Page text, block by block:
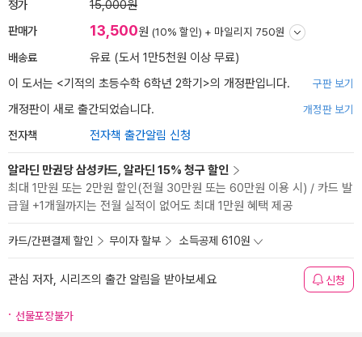
정가 15,000원
판매가 13,500원 (10% 할인) + 마일리지 750원
배송료
유료 (도서 1만5천원 이상 무료)
이 도서는 <기적의 초등수학 6학년 2학기 >의 개정판입니다. 구판 보기
개정판이 새로 출간되었습니다. 개정판 보기
전자책 전자책 출간알림 신청
알라딘 만권당 삼성카드, 알라딘 15% 청구 할인
최대 1만원 또는 2만원 할인(전월 30만원 또는 60만원 이용 시) / 카드 발
급월 +1개월까지는 전월 실적이 없어도 최대 1만원 혜택 제공
카드/간편결제 할인 무이자 할부 소득공제 610원
관심 저자, 시리즈의 출간 알림을 받아보세요 신청
선물포장불가